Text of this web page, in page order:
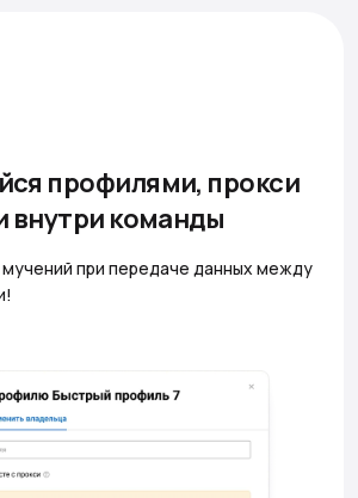
профилями, прокси
внутри команды
при передаче данных между